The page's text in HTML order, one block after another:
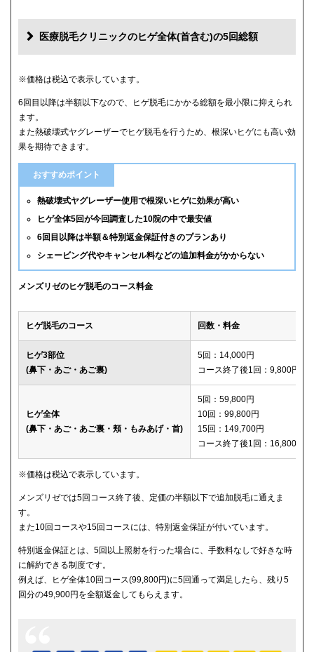
医療脱毛クリニックのヒゲ全体(首含む)の5回総額
クリニック
メンズリゼ 59,800円
メンズルシアクリニック 61,600円(平日5回)
65,880円(6回)
渋谷美容外科クリニック 74,800円(首あご裏除く)
ゴリラクリニック 76,800円(平日6回)
メンズエミナル 78,000円
ダビデクリニック
ウィルビークリニックブラック 88,000円
レジーナクリニックオム 132,000円
メディカルエピレーションクリニック 150,600円
※価格は税込で表示しています。
6回目以降は半額以下なので、ヒゲ脱毛にかかる総額を最小限に抑えられ
ます。
また熱破壊式ヤグレーザーでヒゲ脱毛を行うため、根深いヒゲにも高い効
果を期待できます。
おすすめポイント
熱破壊式ヤグレーザー使用で根深いヒゲに効果が高い
ヒゲ全体5回が今回調査した10院の中で最安値
6回目以降は半額＆特別返金保証付きのプランあり
シェービング代やキャンセル料などの追加料金がかからない
メンズリゼのヒゲ脱毛のコース料金
ヒゲ脱毛のコース 回数・料金
ヒゲ3部位
(鼻下・あご・あご裏)
5回：14,000円
コース終了後1回：9,800円
ヒゲ全体
(鼻下・あご・あご裏・頬・もみあげ・首)
5回：59,800円
10回：99,800円
15回：149,700円
コース終了後1回：16,800円
※価格は税込で表示しています。
メンズリゼでは5回コース終了後、定価の半額以下で追加脱毛に通えま
す。
また10回コースや15回コースには、特別返金保証が付いています。
特別返金保証とは、5回以上照射を行った場合に、手数料なしで好きな時
に解約できる制度です。
例えば、ヒゲ全体10回コース(99,800円)に5回通って満足したら、残り5
回分の49,900円を全額返金してもらえます。